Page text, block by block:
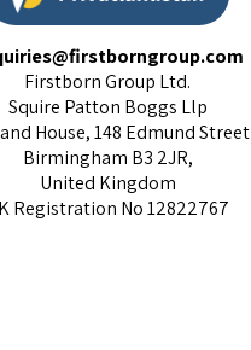
Firstborn Group Ltd.
Squire Patton Boggs Llp
House, 148 Edmund Street
Birmingham B3 2JR,
United Kingdom
Registration No 12822767